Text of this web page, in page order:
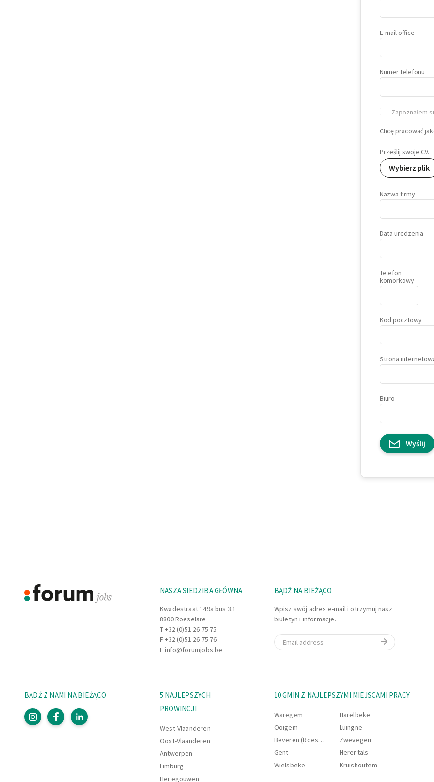
E-mail office
Numer telefonu
Zapoznałem
Chcę pracować
Prześlij swoje CV.
Wybierz plik
Nazwa firmy
Data urodzenia
Telefon
komorkowy
Kod pocztowy
Strona
Biuro
Wyślij
NASZA SIEDZIBA GŁÓWNA
Kwadestraat 149a bus 3.1
8800 Roeselare
T+32 (0)51 26 75 75
F +32 (0)51 26 75 76
Einfo@forumjobs.be
BĄDŹ NA BIEŻĄCO
Wpisz swój adres e-mail i otrzymuj nasz
biuletyn i informacje.
Email
5 NAJLEPSZYCH
PROWINCJI
West-Vlaanderen
Oost-Vlaanderen
Antwerpen
Limburg
Henegouwen
10 GMIN Z NAJLEPSZYMI MIEJSCAMI PRACY
Waregem
Ooigem
Beveren (Roeselare)
Gent
Wielsbeke
Harelbeke
Luingne
Zwevegem
Herentals
Kruishoutem
BĄDŹ Z NAMI NA BIEŻĄCO